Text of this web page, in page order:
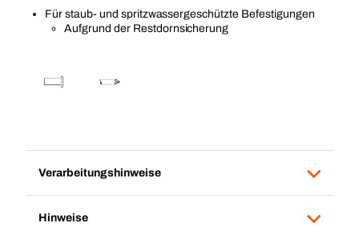
Für staub- und spritzwassergeschützte Befestigungen
Aufgrund der Restdornsicherung
Verarbeitungshinweise
Hinweise